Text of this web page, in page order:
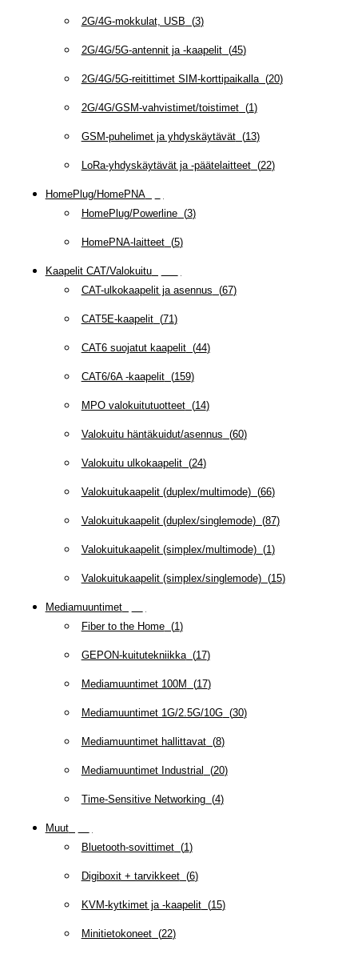
2G/4G-mokkulat, USB (3)
2G/4G/5G-antennit ja -kaapelit(45)
2G/4G/5G-reitittimet SIM-korttipaikalla(20)
2G/4G/GSM-vahvistimet/toistimet(1)
GSM-puhelimet ja yhdyskäytävät(13)
LoRa-yhdyskäytävät ja -päätelaitteet(22)
HomePlug/HomePNA(
HomePlug/Powerline(3)
HomePNA-laitteet(5)
Kaapelit CAT/Valokuitu(
CAT-ulkokaapelit ja asennus (67)
CAT5E-kaapelit(71)
CAT6 suojatut kaapelit(44)
CAT6/6A -kaapelit(159)
MPO valokuitutuotteet(14)
Valokuitu häntäkuidut/asennus (60)
Valokuitu ulkokaapelit(24)
Valokuitukaapelit (duplex/multimode)(66)
Valokuitukaapelit (duplex/singlemode)(87)
Valokuitukaapelit (simplex/multimode)(1)
Valokuitukaapelit (simplex/singlemode)(15)
Mediamuuntimet(
Fiber to the Home(1)
GEPON-kuitutekniikka(17)
Mediamuuntimet 100M (17)
Mediamuuntimet 1G/2.5G/10G(30)
Mediamuuntimet hallittavat(8)
Mediamuuntimet Industrial (20)
Time-Sensitive Networking(4)
Muut(
Bluetooth-sovittimet(1)
Digiboxit + tarvikkeet(6)
KVM-kytkimet ja -kaapelit(15)
Minitietokoneet(22)